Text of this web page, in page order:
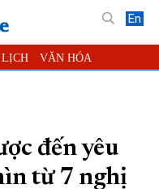
En
VĂN HÓA
BÁO ONLINE
đến yêu
từ 7 nghị